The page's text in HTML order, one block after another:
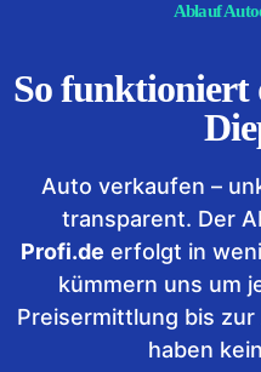
Ablauf
So funktioniert
Auto verkaufen –
transparent. Der
Profi.de erfolgt in
kümmern uns um
Preisermittlung bis zur
haben